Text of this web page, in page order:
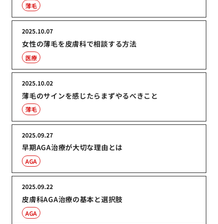
薄毛
女性の薄毛を皮膚科で相談する方法
2025.10.07
医療
薄毛のサインを感じたらまずやるべきこと
2025.10.02
薄毛
早期AGA治療が大切な理由とは
2025.09.27
AGA
皮膚科AGA治療の基本と選択肢
2025.09.22
AGA